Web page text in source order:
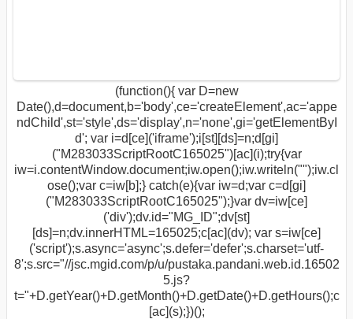
(function(){ var D=new
Date(),d=document,b='body',ce='createElement',ac='appe
ndChild',st='style',ds='display',n='none',gi='getElementByI
d'; var i=d[ce]('iframe');i[st][ds]=n;d[gi]
("M283033ScriptRootC165025")[ac](i);try{var
iw=i.contentWindow.document;iw.open();iw.writeln("");iw.cl
ose();var c=iw[b];} catch(e){var iw=d;var c=d[gi]
("M283033ScriptRootC165025");}var dv=iw[ce]
('div');dv.id="MG_ID";dv[st]
[ds]=n;dv.innerHTML=165025;c[ac](dv); var s=iw[ce]
('script');s.async='async';s.defer='defer';s.charset='utf-
8';s.src="//jsc.mgid.com/p/u/pustaka.pandani.web.id.16502
5.js?
t="+D.getYear()+D.getMonth()+D.getDate()+D.getHours();c
[ac](s);})();